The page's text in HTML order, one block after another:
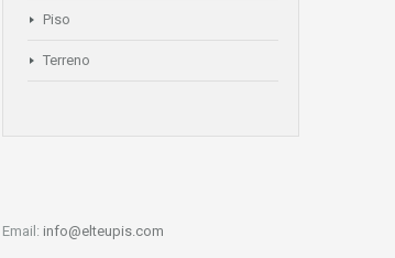
Piso
Terreno
Email: info@elteupis.com